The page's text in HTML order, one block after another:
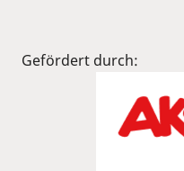
Gefördert durch: